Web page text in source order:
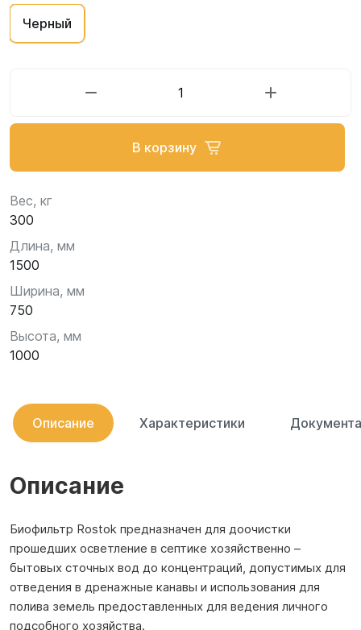
Черный
В корзину
Вес, кг
300
Длина, мм
1500
Ширина, мм
750
Высота, мм
1000
Описание Характеристики
Описание
Биофильтр Rostok предназначен для доочистки
прошедших осветление в септике хозяйственно –
бытовых сточных вод до концентраций, допустимых для
отведения в дренажные канавы и использования для
полива земель предоставленных для ведения личного
подсобного хозяйства.